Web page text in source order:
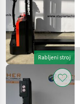
Rabljeni stroj